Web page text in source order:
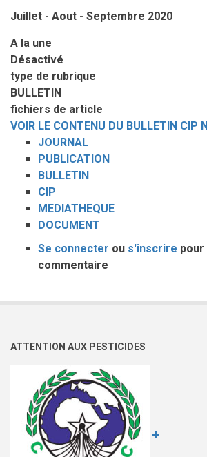
Juillet - Aout - Septembre 2020
A la une
Désactivé
type de rubrique
BULLETIN
fichiers de article
VOIR LE CONTENU DU BULLETIN CIP
JOURNAL
PUBLICATION
BULLETIN
CIP
MEDIATHEQUE
DOCUMENT
Se connecter ou s'inscrire
commentaire
ATTENTION AUX PESTICIDES